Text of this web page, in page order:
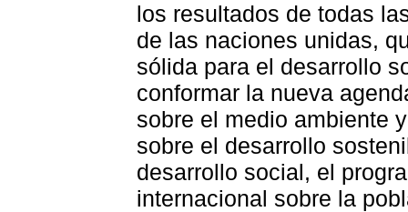
los resultados de todas
de las naciones unidas,
sólida para el desarrollo
conformar la nueva
sobre el medio ambiente
sobre el desarrollo
desarrollo social, el
internacional sobre la